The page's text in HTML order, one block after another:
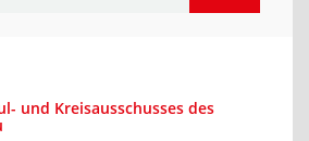
und Kreisausschusses des